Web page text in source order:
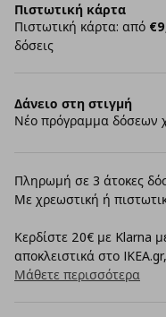
Πιστωτική κάρτα
Πιστωτική κάρτα: από
δόσεις
Δάνειο στη στιγμή
Νέο πρόγραμμα δόσεων
Πληρωμή σε 3 άτοκες
Με χρεωστική ή
Κερδίστε 20€ με Klarna
αποκλειστικά στο
Μάθετε περισσότερα